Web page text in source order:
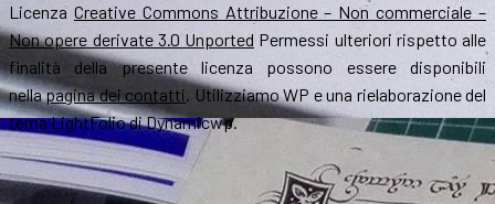
Licenza Creative Commons Attribuzione – Non commerciale –
Non opere derivate 3.0 Unported Permessi ulteriori rispetto alle
finalità della presente licenza possono essere disponibili
nellapagina dei contatti. Utilizziamo WP e una rielaborazione del
tema LightFolio di Dynamicwp.